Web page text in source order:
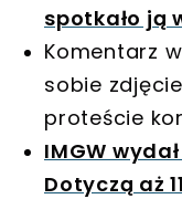
spotkało ją
Komentarz
sobie
proteście
IMGW
Dotyczą aż